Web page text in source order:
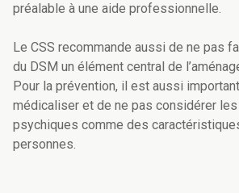
préalable à une aide professionnelle.
Le CSS recommande aussi de ne pas
du DSM un élément central de
Pour la prévention, il est aussi
médicaliser et de ne pas considérer
psychiques comme des
personnes.